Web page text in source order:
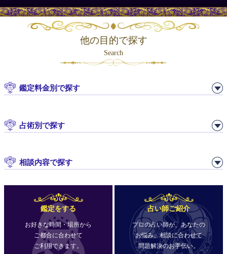
他の目的で探す
Search
鑑定料金別で探す
占術別で探す
相談内容で探す
鑑定をする
お好きな時間・場所から
ご都合に合わせて
ご利用できます。
占い師ご紹介
プロの占い師が、あなたの
お悩み、相談に合わせて
問題解決のお手伝い。